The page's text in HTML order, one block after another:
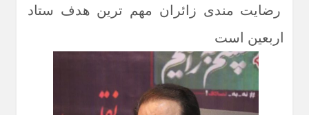
رضایت‌ مندی زائران مهم‌ ترین هدف ستاد
اربعین است